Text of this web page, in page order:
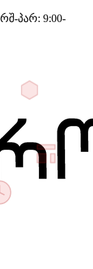
პარ: 9:00-